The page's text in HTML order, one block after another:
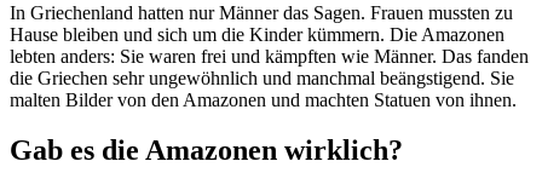
In Griechenland hatten nur Männer das Sagen. Frauen mussten zu
Hause bleiben und sich um die Kinder kümmern. Die Amazonen
lebten anders: Sie waren frei und kämpften wie Männer. Das fanden
die Griechen sehr ungewöhnlich und manchmal beängstigend. Sie
malten Bilder von den Amazonen und machten Statuen von ihnen.
Gab es die Amazonen wirklich?